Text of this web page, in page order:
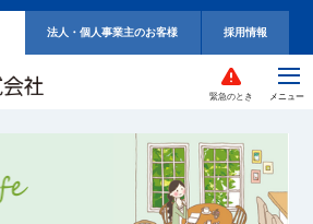
法人・個人事業主のお客様 採用情報
緊急のとき